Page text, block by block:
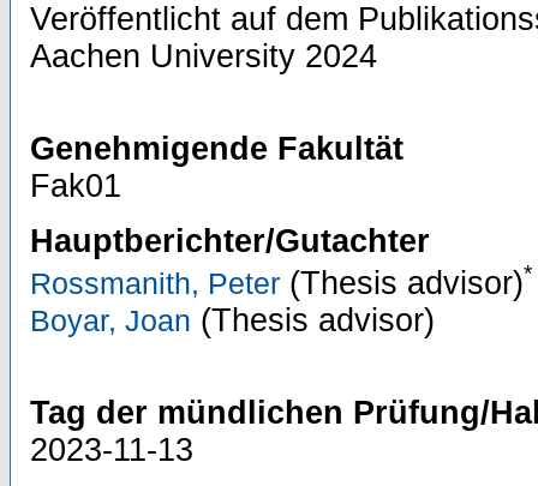
Veröffentlicht auf dem
Aachen University 2024
Genehmigende Fakultät
Fak01
Hauptberichter/Gutachter
Rossmanith, Peter (Thesis advisor)*
Boyar, Joan (Thesis advisor)
Tag der mündlichen Prüfung/
2023-11-13